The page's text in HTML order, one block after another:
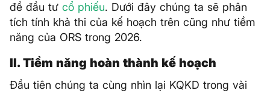
đề đầu tư cổ phiếu. Dưới đây chúng ta sẽ phân
tích tính khả thi của kế hoạch trên cũng như tiềm
năng của ORS trong 2026.
II. Tiềm năng hoàn thành kế hoạch
Đầu tiên chúng ta cùng nhìn lại KQKD trong vài